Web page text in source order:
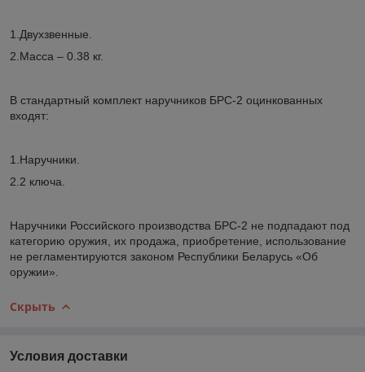
1.Двухзвенные.
2.Масса – 0.38 кг.
В стандартный комплект наручников БРС-2 оцинкованных
входят:
1.Наручники.
2.2 ключа.
Наручники Российского производства БРС-2 не подпадают под
категорию оружия, их продажа, приобретение, использование
не регламентируются законом Республики Беларусь «Об
оружии».
Скрыть
Условия доставки